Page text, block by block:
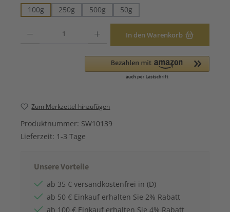
100g
250g 500g 50g
In den Warenkorb
Zum Merkzettel hinzufügen
Produktnummer: SW10139
Lieferzeit: 1-3 Tage
Unsere Vorteile
ab 35 € versandkostenfrei in (D)
ab 50 € Einkauf erhalten Sie 2% Rabatt
ab 100 € Einkauf erhalten Sie 4% Rabatt